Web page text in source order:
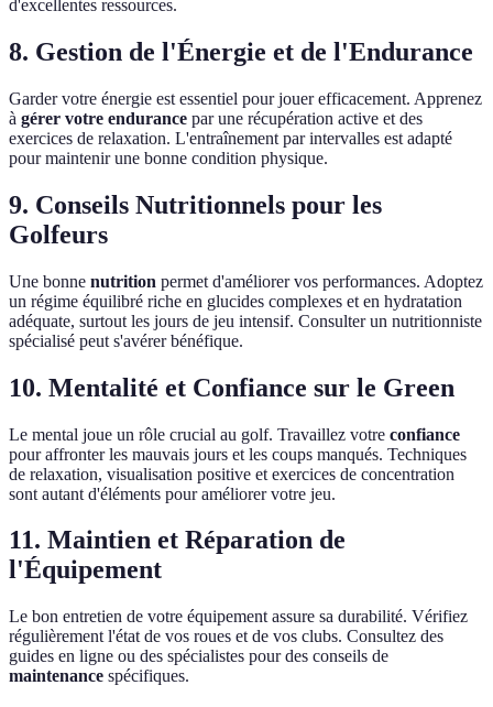
d'excellentes ressources.
8. Gestion de l'Énergie et de l'Endurance
Garder votre énergie est essentiel pour jouer efficacement. Apprenez
à gérer votre endurance par une récupération active et des
exercices de relaxation. L'entraînement par intervalles est adapté
pour maintenir une bonne condition physique.
9. Conseils Nutritionnels pour les
Golfeurs
Une bonne nutrition permet d'améliorer vos performances. Adoptez
un régime équilibré riche en glucides complexes et en hydratation
adéquate, surtout les jours de jeu intensif. Consulter un nutritionniste
spécialisé peut s'avérer bénéfique.
10. Mentalité et Confiance sur le Green
Le mental joue un rôle crucial au golf. Travaillez votre confiance
pour affronter les mauvais jours et les coups manqués. Techniques
de relaxation, visualisation positive et exercices de concentration
sont autant d'éléments pour améliorer votre jeu.
11. Maintien et Réparation de
l'Équipement
Le bon entretien de votre équipement assure sa durabilité. Vérifiez
régulièrement l'état de vos roues et de vos clubs. Consultez des
guides en ligne ou des spécialistes pour des conseils de
maintenance spécifiques.